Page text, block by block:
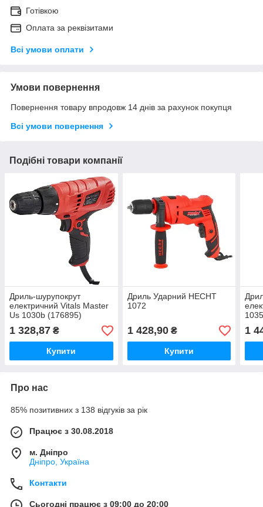
Готівкою
Оплата за реквізитами
Всі умови оплати
Умови повернення
Повернення товару впродовж 14 днів за рахунок покупця
Всі умови повернення
Подібні товари компанії
Дриль-шурупокрут
електричний Vitals Master
Us 1030b (176895)
1 328,87 ₴
Купити
Дриль Ударний HECHT
1072
1 428,90₴
Купити
1
Про нас
85% позитивних з 138 відгуків за рік
Працює з 30.08.2018
м. Дніпро
Дніпро, Україна
Контакти
Сьогодні працює з 09:00 до 20:00